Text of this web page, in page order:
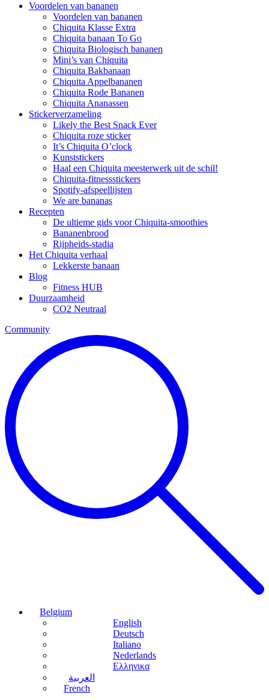
Voordelen van bananen
Voordelen van bananen
Chiquita Klasse Extra
Chiquita banaan To Go
Chiquita Biologisch bananen
Mini’s van Chiquita
Chiquita Bakbanaan
Chiquita Appelbananen
Chiquita Rode Bananen
Chiquita Ananassen
Stickerverzameling
Likely the Best Snack Ever
Chiquita roze sticker
It’s Chiquita O’clock
Kunststickers
Haal een Chiquita meesterwerk uit de schil!
Chiquita-fitnessstickers
Spotify-afspeellijsten
We are bananas
Recepten
De ultieme gids voor Chiquita-smoothies
Bananenbrood
Rijpheids-stadia
Het Chiquita verhaal
Lekkerste banaan
Blog
Fitness HUB
Duurzaamheid
CO2 Neutraal
Community
Belgium
English
Deutsch
Italiano
Nederlands
Ελληνικα
العربية
French